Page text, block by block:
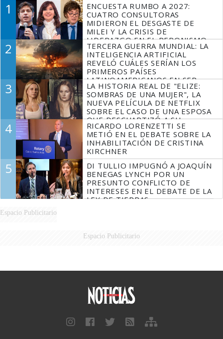
1
ENCUESTA RUMBO A 2027:
CUATRO CONSULTORAS
MIDIERON EL DESGASTE DE
MILEI Y LA CRISIS DE
LIDERAZGO EN EL PERONISMO
2
TERCERA GUERRA MUNDIAL: LA
INTELIGENCIA ARTIFICIAL
REVELÓ CUÁLES SERÍAN LOS
PRIMEROS PAÍSES
LATINOAMERICANOS EN SER
DERROTADOS
3
LA HISTORIA REAL DE "ELIZE:
SOMBRAS DE UNA MUJER", LA
NUEVA PELÍCULA DE NETFLIX
SOBRE EL CASO DE UNA ESPOSA
QUE DESCUARTIZÓ A SU
MARIDO
4
RICARDO LORENZETTI SE
METIÓ EN EL DEBATE SOBRE LA
INHABILITACIÓN DE CRISTINA
KIRCHNER
5
DI TULLIO IMPUGNÓ A JOAQUÍN
BENEGAS LYNCH POR UN
PRESUNTO CONFLICTO DE
INTERESES EN EL DEBATE DE LA
LEY DE TIERRAS
Espacio Publicitario
Espacio Publicitario